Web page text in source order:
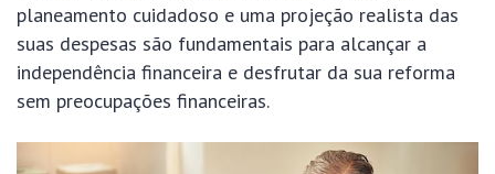
planeamento cuidadoso e uma projeção realista das
suas despesas são fundamentais para alcançar a
independência financeira e desfrutar da sua reforma
sem preocupações financeiras.